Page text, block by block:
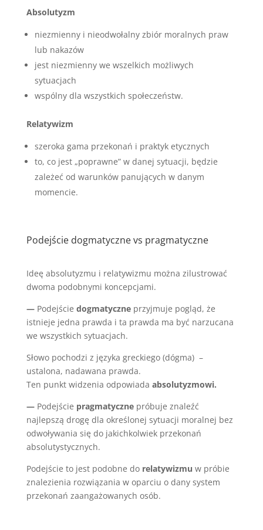
Absolutyzm
niezmienny i nieodwołalny zbiór moralnych praw
lub nakazów
jest niezmienny we wszelkich możliwych
sytuacjach
wspólny dla wszystkich społeczeństw.
Relatywizm
szeroka gama przekonań i praktyk etycznych
to, co jest „poprawne” w danej sytuacji, będzie
zależeć od warunków panujących w danym
momencie.
Podejście dogmatyczne vs pragmatyczne
Ideę absolutyzmu i relatywizmu można zilustrować
dwoma podobnymi koncepcjami.
—Podejście dogmatyczneprzyjmuje pogląd, że
istnieje jedna prawda i ta prawda ma być narzucana
we wszystkich sytuacjach.
Słowo pochodzi z języka greckiego (dógma) –
ustalona, nadawana prawda.
Ten punkt widzenia odpowiada absolutyzmowi.
—Podejście pragmatycznepróbuje znaleźć
najlepszą drogę dla określonej sytuacji moralnej bez
odwoływania się do jakichkolwiek przekonań
absolutystycznych.
Podejście to jest podobne do relatywizmu w próbie
znalezienia rozwiązania w oparciu o dany system
przekonań zaangażowanych osób.